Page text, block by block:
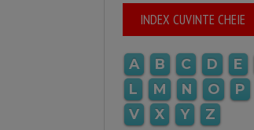
INDEX CUVINTE CHEIE
A B C D E
L
M N O P
V
X Y Z